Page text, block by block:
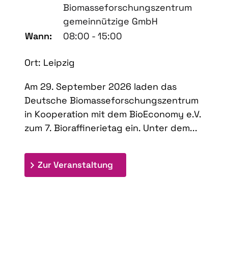
Biomasseforschungszentrum
gemeinnützige GmbH
Wann:
08:00 - 15:00
Ort: Leipzig
Am 29. September 2026 laden das
Deutsche Biomasseforschungszentrum
in Kooperation mit dem BioEconomy e.V.
zum 7. Bioraffinerietag ein. Unter dem...
Zur Veranstaltung